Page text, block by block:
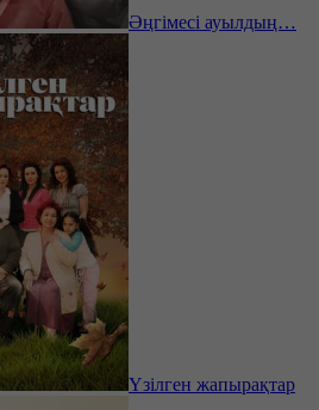
Әңгімесі ауылдың…
Үзілген жапырақтар